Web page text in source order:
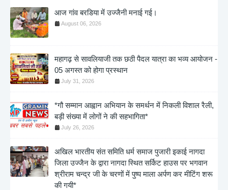
आज गांव बरडिया में उज्जैनी मनाई गई।
August 06, 2026
महागढ़ से सावलियाजी तक छठी पैदल यात्रा का भव्य आयोजन -
05 अगस्त को होगा प्रस्थान
July 31, 2026
*गौ सम्मान आह्वान अभियान के समर्थन में निकली विशाल रैली,
बड़ी संख्या में लोगों ने की सहभागिता*
July 26, 2026
अखिल भारतीय संत समिति धर्म समाज पुजारी इकाई नागदा
जिला उज्जैन के द्वारा नागदा स्थित सर्किट हाउस पर भगवान
श्रीराम चन्द्र जी के चरणों में पुष्प माला अर्पण कर मीटिंग शरू
की गयी*